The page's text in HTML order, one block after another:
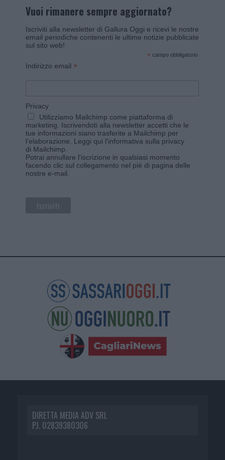
Vuoi rimanere sempre aggiornato?
Iscriviti alla newsletter di Gallura Oggi e ricevi le nostre
email periodiche contenenti le ultime notizie pubblicate
sul sito web!
* campo obbligatorio
Indirizzo email *
Privacy
Utilizziamo Mailchimp come piattaforma di
marketing. Iscrivendoti alla newsletter accetti che le
tue informazioni siano trasferite a Mailchimp per
l'elaborazione. Leggi qui l'informativa sulla privacy
di Mailchimp
Potrai annullare l'iscrizione in qualsiasi momento
facendo clic sul collegamento nel piè di pagina delle
nostre e-mail.
DIRETTA MEDIA ADV SRL
P.I. 02839380306